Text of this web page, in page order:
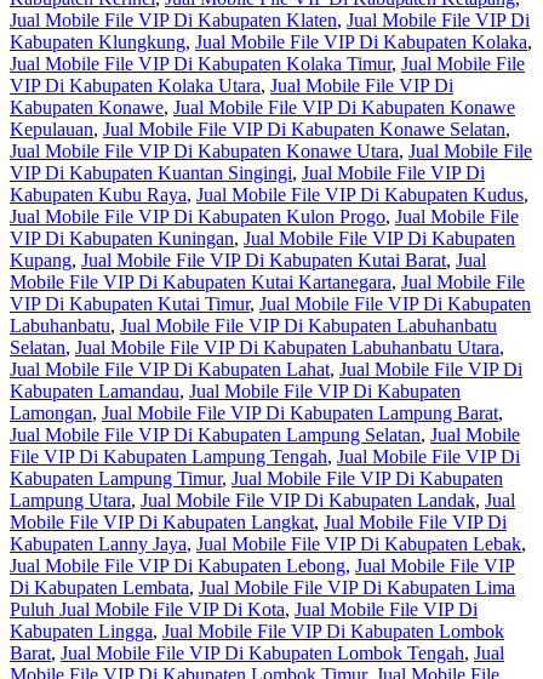
Jual Mobile File VIP Di Kabupaten Klaten, Jual Mobile File VIP Di
Kabupaten Klungkung, Jual Mobile File VIP Di Kabupaten Kolaka,
Jual Mobile File VIP Di Kabupaten Kolaka Timur, Jual Mobile File
VIP Di Kabupaten Kolaka Utara, Jual Mobile File VIP Di
Kabupaten Konawe, Jual Mobile File VIP Di Kabupaten Konawe
Kepulauan, Jual Mobile File VIP Di Kabupaten Konawe Selatan,
Jual Mobile File VIP Di Kabupaten Konawe Utara, Jual Mobile File
VIP Di Kabupaten Kuantan Singingi, Jual Mobile File VIP Di
Kabupaten Kubu Raya, Jual Mobile File VIP Di Kabupaten Kudus,
Jual Mobile File VIP Di Kabupaten Kulon Progo, Jual Mobile File
VIP Di Kabupaten Kuningan, Jual Mobile File VIP Di Kabupaten
Kupang, Jual Mobile File VIP Di Kabupaten Kutai Barat, Jual
Mobile File VIP Di Kabupaten Kutai Kartanegara, Jual Mobile File
VIP Di Kabupaten Kutai Timur, Jual Mobile File VIP Di Kabupaten
Labuhanbatu, Jual Mobile File VIP Di Kabupaten Labuhanbatu
Selatan, Jual Mobile File VIP Di Kabupaten Labuhanbatu Utara,
Jual Mobile File VIP Di Kabupaten Lahat, Jual Mobile File VIP Di
Kabupaten Lamandau, Jual Mobile File VIP Di Kabupaten
Lamongan, Jual Mobile File VIP Di Kabupaten Lampung Barat,
Jual Mobile File VIP Di Kabupaten Lampung Selatan, Jual Mobile
File VIP Di Kabupaten Lampung Tengah, Jual Mobile File VIP Di
Kabupaten Lampung Timur, Jual Mobile File VIP Di Kabupaten
Lampung Utara, Jual Mobile File VIP Di Kabupaten Landak, Jual
Mobile File VIP Di Kabupaten Langkat, Jual Mobile File VIP Di
Kabupaten Lanny Jaya, Jual Mobile File VIP Di Kabupaten Lebak,
Jual Mobile File VIP Di Kabupaten Lebong, Jual Mobile File VIP
Di Kabupaten Lembata, Jual Mobile File VIP Di Kabupaten Lima
Puluh Jual Mobile File VIP Di Kota, Jual Mobile File VIP Di
Kabupaten Lingga, Jual Mobile File VIP Di Kabupaten Lombok
Barat, Jual Mobile File VIP Di Kabupaten Lombok Tengah, Jual
Mobile File VIP Di Kabupaten Lombok Timur, Jual Mobile File